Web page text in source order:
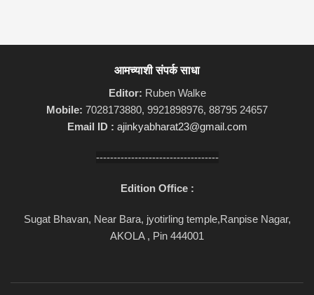
आमच्याशी संपर्क साधा
Editor: Ruben Walke
Mobile: 7028173880, 9921898976, 88795 24657
Email ID : ajinkyabharat23@gmail.com
-----------------------------------
Edition Office :
Sugat Bhavan, Near Bara, jyotirling temple,Ranpise Nagar,
AKOLA , Pin 444001